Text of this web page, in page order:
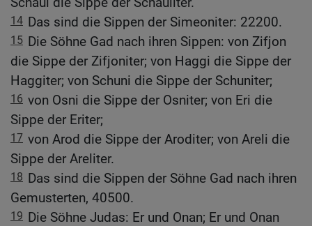
14 Das sind die Sippen der Simeoniter: 22200.
15 Die Söhne Gad nach ihren Sippen: von Zifjon
die Sippe der Zifjoniter; von Haggi die Sippe der
Haggiter; von Schuni die Sippe der Schuniter;
16 von Osni die Sippe der Osniter; von Eri die
Sippe der Eriter;
17 von Arod die Sippe der Aroditer; von Areli die
Sippe der Areliter.
18 Das sind die Sippen der Söhne Gad nach ihren
Gemusterten, 40500.
19 Die Söhne Judas: Er und Onan; Er und Onan